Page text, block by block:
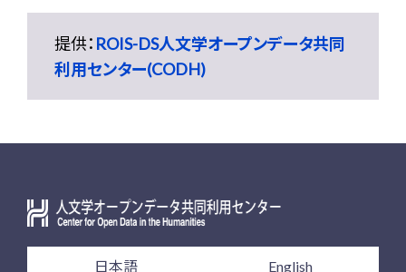
提供： ROIS-DS人文学オープンデータ共同
利用センター(CODH)
日本語 English